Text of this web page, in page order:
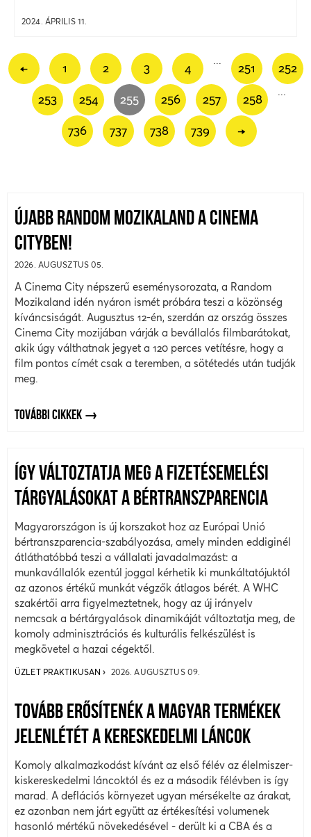
2024. ÁPRILIS 11.
← 1 2 3 4 251 252
253 254 255 256 257 258
736 737 738 739 →
ÚJABB RANDOM MOZIKALAND A CINEMA
CITYBEN!
2026. AUGUSZTUS 05.
A Cinema City népszerű eseménysorozata, a Random
Mozikaland idén nyáron ismét próbára teszi a közönség
kíváncsiságát. Augusztus 12-én, szerdán az ország összes
Cinema City mozijában várják a bevállalós filmbarátokat,
akik úgy válthatnak jegyet a 120 perces vetítésre, hogy a
film pontos címét csak a teremben, a sötétedés után tudják
meg.
TOVÁBBI CIKKEK
ÍGY VÁLTOZTATJA MEG A FIZETÉSEMELÉSI
TÁRGYALÁSOKAT A BÉRTRANSZPARENCIA
Magyarországon is új korszakot hoz az Európai Unió
bértranszparencia-szabályozása, amely minden eddiginél
átláthatóbbá teszi a vállalati javadalmazást: a
munkavállalók ezentúl joggal kérhetik ki munkáltatójuktól
az azonos értékű munkát végzők átlagos bérét. A WHC
szakértői arra figyelmeztetnek, hogy az új irányelv
nemcsak a bértárgyalások dinamikáját változtatja meg, de
komoly adminisztrációs és kulturális felkészülést is
megkövetel a hazai cégektől.
ÜZLET PRAKTIKUSAN 2026. AUGUSZTUS 09.
TOVÁBB ERŐSÍTENÉK A MAGYAR TERMÉKEK
JELENLÉTÉT A KERESKEDELMI LÁNCOK
Komoly alkalmazkodást kívánt az első félév az élelmiszer-
kiskereskedelmi láncoktól és ez a második félévben is így
marad. A deflációs környezet ugyan mérsékelte az árakat,
ez azonban nem járt együtt az értékesítési volumenek
hasonló mértékű növekedésével - derült ki a CBA és a